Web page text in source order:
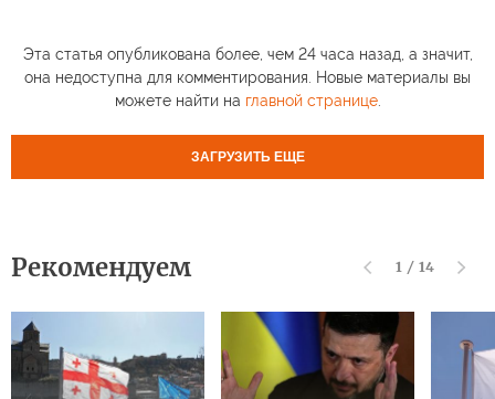
Эта статья опубликована более, чем 24 часа назад, а значит,
она недоступна для комментирования. Новые материалы вы
можете найти на главной странице.
ЗАГРУЗИТЬ ЕЩЕ
Рекомендуем 1 / 14